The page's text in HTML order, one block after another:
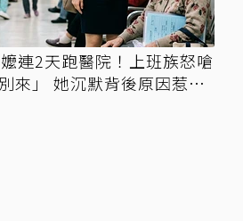
連2天跑醫院！上班族怒嗆
別來」 她沉默背後原因惹鼻